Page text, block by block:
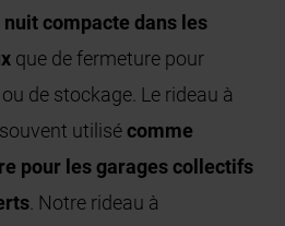
compacte dans les
que de fermeture pour
de stockage. Le rideau à
souvent utilisécomme
pour les garages collectifs
. Notre rideau à